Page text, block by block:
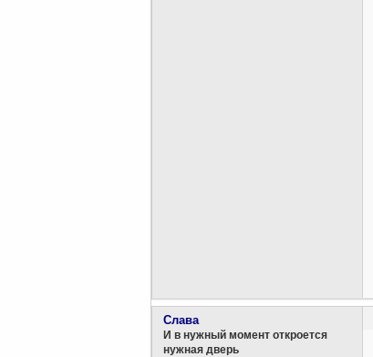
Слава
И в нужный момент откроется
нужная дверь